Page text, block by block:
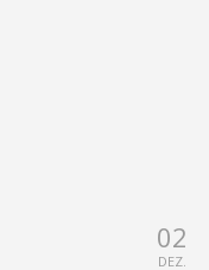
02
DEZ.